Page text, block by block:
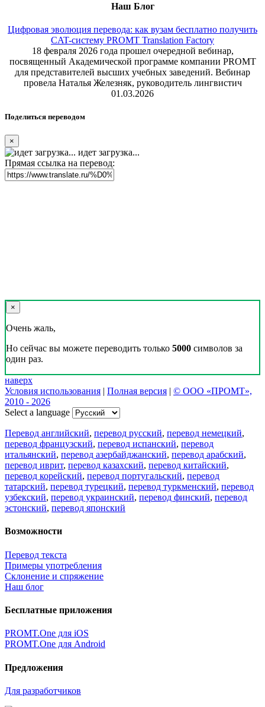
Наш Блог
Цифровая эволюция перевода: как вузам бесплатно получить
CAT-систему PROMT Translation Factory
18 февраля 2026 года прошел очередной вебинар,
посвященный Академической программе компании PROMT
для представителей высших учебных заведений. Вебинар
провела Наталья Железняк, руководитель лингвистич
01.03.2026
Поделиться переводом
×
идет загрузка...
Прямая ссылка на перевод:
×
Очень жаль,
Но сейчас вы можете переводить только 5000 символов за
один раз.
наверх
Условия использования | Полная версия | © ООО «ПРОМТ»,
2010 - 2026
Select a language
Перевод английский, перевод русский, перевод немецкий,
перевод французский, перевод испанский, перевод
итальянский, перевод азербайджанский, перевод арабский,
перевод иврит, перевод казахский, перевод китайский,
перевод корейский, перевод португальский, перевод
татарский, перевод турецкий, перевод туркменский, перевод
узбекский, перевод украинский, перевод финский, перевод
эстонский, перевод японский
Возможности
Перевод текста
Примеры употребления
Склонение и спряжение
Наш блог
Бесплатные приложения
PROMT.One для iOS
PROMT.One для Android
Предложения
Для разработчиков